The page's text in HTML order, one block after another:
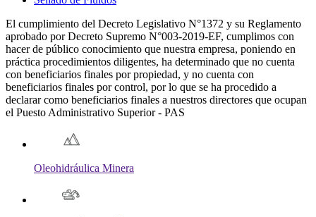
El cumplimiento del Decreto Legislativo N°1372 y su Reglamento
aprobado por Decreto Supremo N°003-2019-EF, cumplimos con
hacer de público conocimiento que nuestra empresa, poniendo en
práctica procedimientos diligentes, ha determinado que no cuenta
con beneficiarios finales por propiedad, y no cuenta con
beneficiarios finales por control, por lo que se ha procedido a
declarar como beneficiarios finales a nuestros directores que ocupan
el Puesto Administrativo Superior - PAS
Oleohidráulica Minera